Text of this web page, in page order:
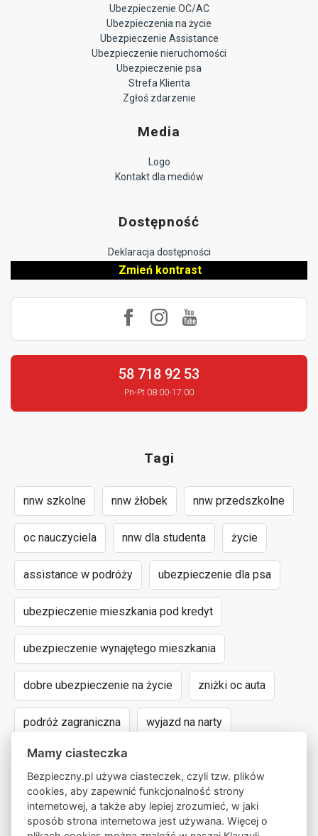
Ubezpieczenie OC/AC
Ubezpieczenia na życie
Ubezpieczenie Assistance
Ubezpieczenie nieruchomości
Ubezpieczenie psa
Strefa Klienta
Zgłoś zdarzenie
Media
Logo
Kontakt dla mediów
Dostępność
Deklaracja dostępności
Zmień kontrast
58 718 92 53
Pn-Pt 08:00-17:00
Tagi
nnw szkolne nnw żłobek nnw przedszkolne
oc nauczyciela nnw dla studenta życie
assistance w podróży ubezpieczenie dla psa
ubezpieczenie mieszkania pod kredyt
ubezpieczenie wynajętego mieszkania
dobre ubezpieczenie na życie zniżki oc auta
podróż zagraniczna wyjazd na narty
assistance dla aut powyżej 15 lat
następstwa nieszczęśliwych wypadków
wyczynowe uprawianie sportów lokalny pośrednik
Mamy ciasteczka
Bezpieczny.pl używa ciasteczek, czyli tzw. plików
cookies, aby zapewnić funkcjonalność strony
internetowej, a także aby lepiej zrozumieć, w jaki
sposób strona internetowa jest używana. Więcej o